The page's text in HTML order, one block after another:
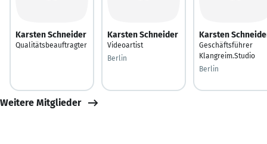
Karsten Schneider
Qualitätsbeauftragter
Karsten Schneider
Videoartist
Berlin
Karsten
Geschäftsführer
Klangreim.Studio
Berlin
Weitere Mitglieder